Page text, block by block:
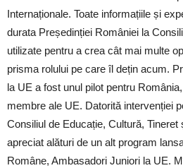
Internaționale. Toate informațiile și
durata Președinției României la
utilizate pentru a crea cât mai multe
prisma rolului pe care îl dețin acum.
la UE a fost unul pilot pentru
membre ale UE. Datorită intervenției
Consiliul de Educație, Cultură,
apreciat alături de un alt program
Române, Ambasadori Juniori la UE.